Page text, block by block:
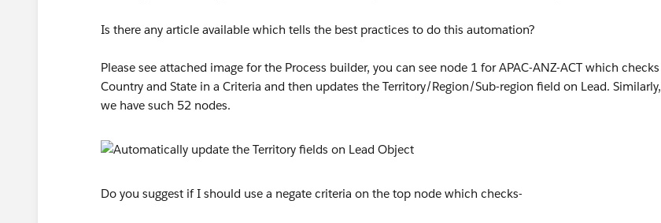
Is there any article available which tells the best practices to do this automation?
Please see attached image for the Process builder, you can see node 1 for APAC-ANZ-ACT which checks
Country and State in a Criteria and then updates the Territory/Region/Sub-region field on Lead. Similarly,
we have such 52 nodes.
Do you suggest if I should use a negate criteria on the top node which checks-